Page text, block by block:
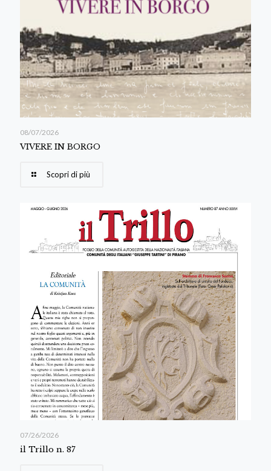
08/07/2026
VIVERE IN BORGO
Scopri di più
07/26/2026
il Trillo n. 87